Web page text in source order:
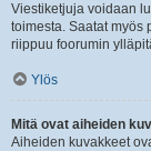
Viestiketjuja voidaan
toimesta. Saatat myös
riippuu foorumin
Ylös
Mitä ovat aiheiden
Aiheiden kuvakkeet